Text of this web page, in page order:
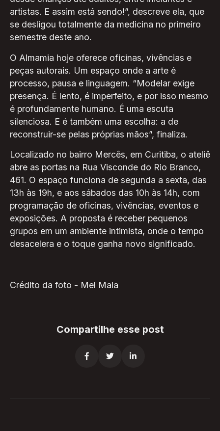
artistas. E assim está sendo!”, descreve ela, que
se desligou totalmente da medicina no primeiro
semestre deste ano.
O Almamia hoje oferece oficinas, vivências e
peças autorais. Um espaço onde a arte é
processo, pausa e linguagem. “Modelar exige
presença. É lento, é imperfeito, e por isso mesmo
é profundamente humano. É uma escuta
silenciosa. E é também uma escolha: a de
reconstruir-se pelas próprias mãos”, finaliza.
Localizado no bairro Mercês, em Curitiba, o ateliê
abre as portas na Rua Visconde do Rio Branco,
461. O espaço funciona de segunda a sexta, das
13h às 19h, e aos sábados das 10h às 14h, com
programação de oficinas, vivências, eventos e
exposições. A proposta é receber pequenos
grupos em um ambiente intimista, onde o tempo
desacelera e o toque ganha novo significado.
Crédito da foto - Mel Maia
Compartilhe esse post
  